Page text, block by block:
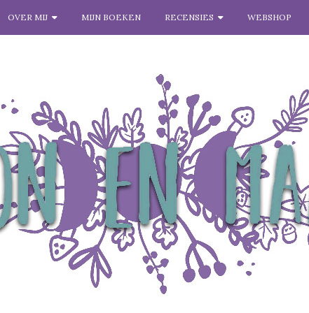
OVER MIJ MIJN BOEKEN RECENSIES WEBSHOP